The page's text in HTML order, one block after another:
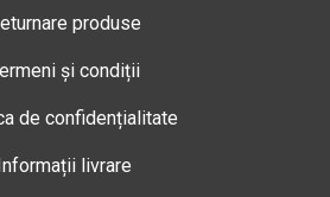
produse
și condiții
de confidențialitate
Informații livrare